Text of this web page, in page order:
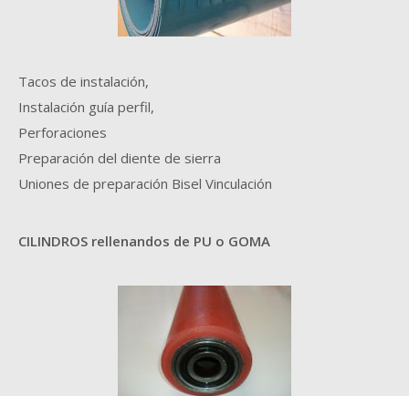
Tacos de instalación,
Instalación guía perfil,
Perforaciones
Preparación del diente de sierra
Uniones de preparación Bisel Vinculación
CILINDROS rellenandos de PU o GOMA